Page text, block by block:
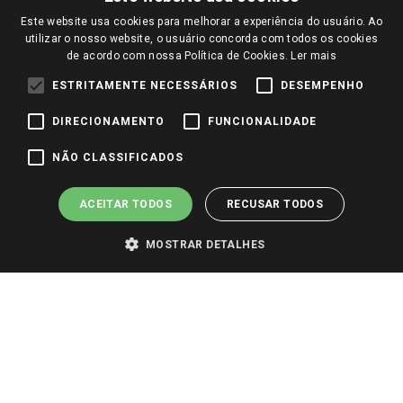
Perguntas frequentes
Trabalhe Conosco
Identidade Visual
Redes Sociais
Pagamento e Segurança
Este website usa cookies para melhorar a experiência do usuário. Ao
utilizar o nosso website, o usuário concorda com todos os cookies
de acordo com nossa Política de Cookies. Ler mais
ESTRITAMENTE NECESSÁRIOS DESEMPENHO
DIRECIONAMENTO FUNCIONALIDADE
NÃO CLASSIFICADOS
ACEITAR TODOS RECUSAR TODOS
MOSTRAR DETALHES